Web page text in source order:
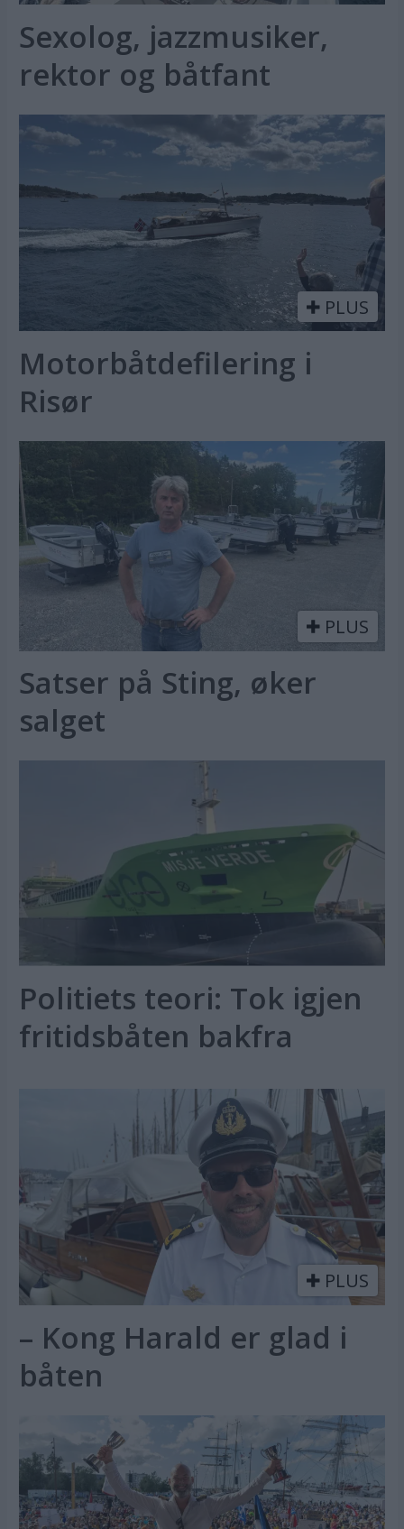
Sexolog, jazzmusiker,
rektor og båtfant
PLUS
Motorbåtdefilering i
Risør
PLUS
Satser på Sting, øker
salget
Politiets teori: Tok igjen
fritidsbåten bakfra
PLUS
– Kong Harald er glad i
båten